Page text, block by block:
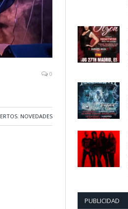
0
, NOVEDADES
PUBLICIDAD